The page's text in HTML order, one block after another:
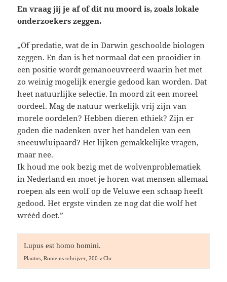
En vraag jij je af of dit nu moord is, zoals lokale
onderzoekers zeggen.
„Of predatie, wat de in Darwin geschoolde biologen
zeggen. En dan is het normaal dat een prooidier in
een positie wordt gemanoeuvreerd waarin het met
zo weinig mogelijk energie gedood kan worden. Dat
heet natuurlijke selectie. In moord zit een moreel
oordeel. Mag de natuur werkelijk vrij zijn van
morele oordelen? Hebben dieren ethiek? Zijn er
goden die nadenken over het handelen van een
sneeuwluipaard? Het lijken gemakkelijke vragen,
maar nee.
Ik houd me ook bezig met de wolvenproblematiek
in Nederland en moet je horen wat mensen allemaal
roepen als een wolf op de Veluwe een schaap heeft
gedood. Het ergste vinden ze nog dat die wolf het
wrééd doet.”
Lupus est homo homini.
Plautus, Romeins schrijver, 200 v.Chr.